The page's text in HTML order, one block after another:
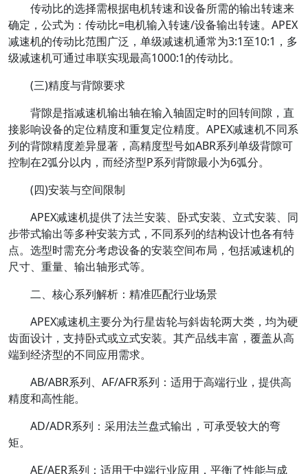
传动比的选择需根据电机转速和设备所需的输出转速来
确定，公式为：传动比=电机输入转速/设备输出转速。APEX
减速机的传动比范围广泛，单级减速机通常为3:1至10:1，多
级减速机可通过串联实现最高1000:1的传动比。
(三)精度与背隙要求
背隙是指减速机输出轴在输入轴固定时的回转间隙，直
接影响设备的定位精度和重复定位精度。APEX减速机不同系
列的背隙精度差异显著，高精度型号如ABR系列单级背隙可
控制在2弧分以内，而经济型P系列背隙最小为6弧分。
(四)安装与空间限制
APEX减速机提供了法兰安装、卧式安装、立式安装、同
步带式输出等多种安装方式，不同系列的结构设计也各有特
点。选型时需充分考虑设备的安装空间布局，包括减速机的
尺寸、重量、输出轴形式等。
二、核心系列解析：精准匹配行业场景
APEX减速机主要分为行星齿轮与斜齿轮两大类，均为硬
齿面设计，支持卧式或立式安装。‌其产品线丰富，覆盖从高
端到经济型的不同应用需求。
AB/ABR系列、AF/AFR系列‌：适用于高端行业，提供高
精度和高性能。
AD/ADR系列‌：采用法兰盘式输出，可承受较大的弯
矩。
‌AE/AER系列‌：适用于中端行业应用，平衡了性能与成